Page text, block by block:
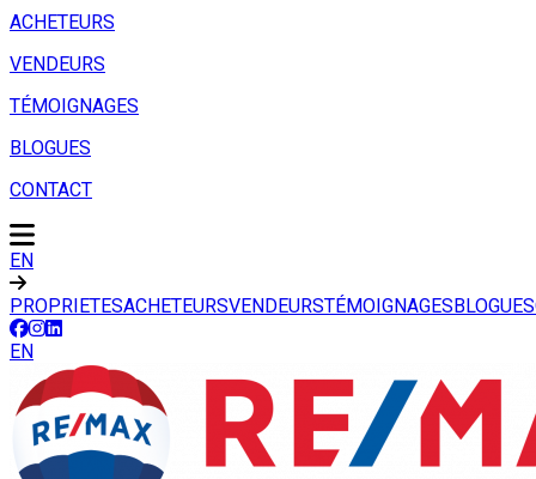
ACHETEURS
VENDEURS
TÉMOIGNAGES
BLOGUES
CONTACT
EN
PROPRIETESACHETEURSVENDEURSTÉMOIGNAGESBLOGUES
EN